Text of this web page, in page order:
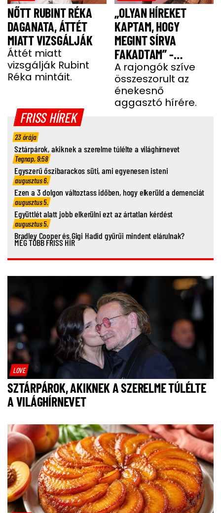
NŐTT RUBINT RÉKA
DAGANATA, ÁTTÉT
MIATT VIZSGÁLJÁK
Áttét miatt
vizsgálják Rubint
Réka mintáit.
„OLYAN HÍREKET
KAPTAM, HOGY
MEGINT SÍRVA
FAKADTAM” -
TELJESEN ÖSSZETÖRT
MISS MOOD
A rajongók szíve
összeszorult az
énekesnő
aggasztó hírére.
FRISS HÍREK
23 órája
Sztárpárok, akiknek a szerelme túlélte a világhírnevet
Tegnap, 9:58
Egyszerű őszibarackos süti, ami egyenesen isteni
augusztus 6.
Ezen a 3 dolgon változtass időben, hogy elkerüld a demenciát
augusztus 5.
Együttlét alatt jobb elkerülni ezt az ártatlan kérdést
augusztus 5.
Bradley Cooper és Gigi Hadid gyűrűi mindent elárulnak?
MÉG TÖBB FRISS HÍR
LOVE
SZTÁRPÁROK, AKIKNEK A SZERELME TÚLÉLTE
A VILÁGHÍRNEVET